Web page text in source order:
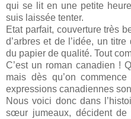
qui se lit en une petite
suis laissée tenter.
Etat parfait, couverture très
d’arbres et de l’idée, un
du papier de qualité. Tout
C’est un roman canadien !
mais dès qu’on
expressions canadiennes
Nous voici donc dans
sœur jumeaux, décident de